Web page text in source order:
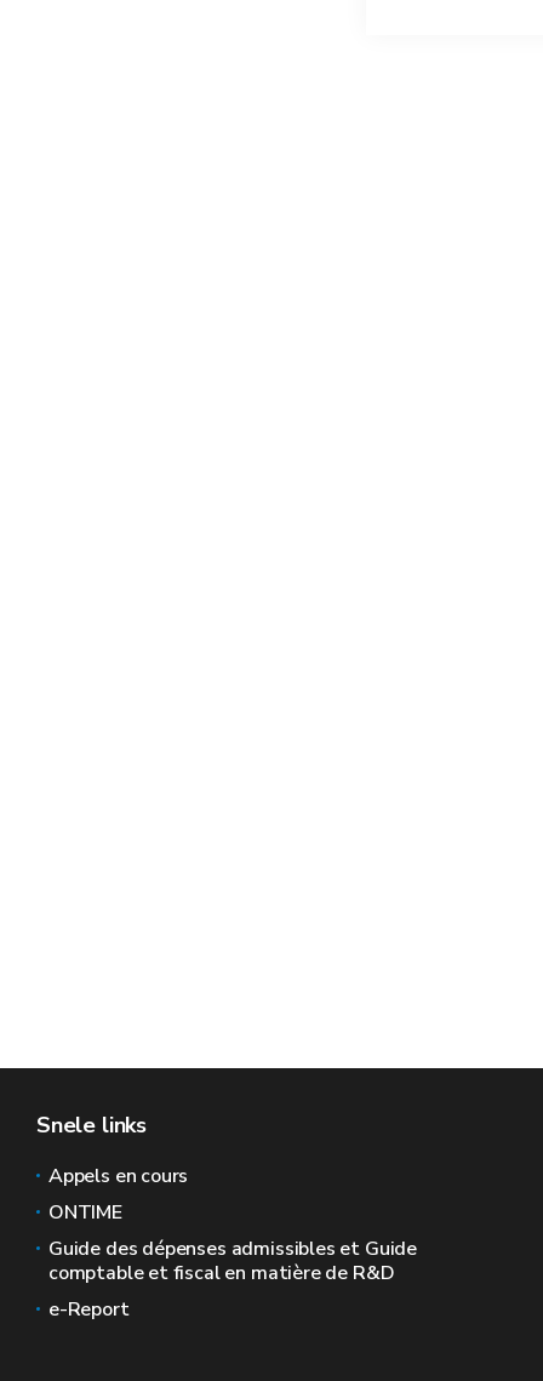
Snele links
Appels en cours
ONTIME
Guide des dépenses admissibles et Guide
comptable et fiscal en matière de R&D
e-Report